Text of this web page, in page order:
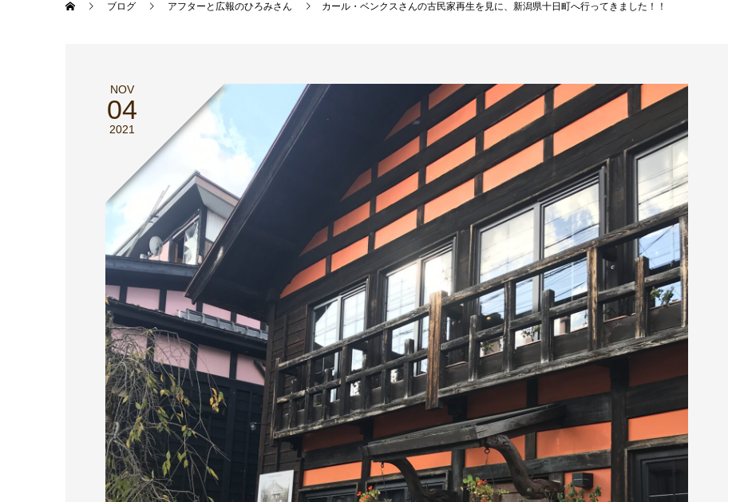
ブログ アフターと広報のひろみさん カール・ベンクスさんの古民家再生を見に、新潟県十日町へ行ってきました！！
NOV
04
2021